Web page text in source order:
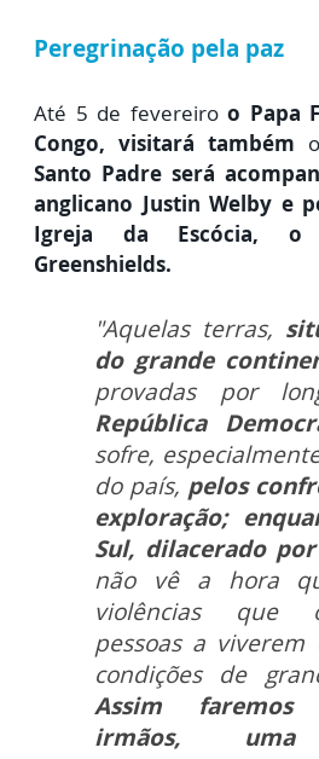
Peregrinação pela paz
Até 5 de fevereiro o Papa
Congo, visitará também
Santo Padre será
anglicano Justin Welby e
Igreja da Escócia, o
Greenshields.
"Aquelas terras,
do grande
provadas por
República
sofre,
do país, pelos
exploração;
Sul, dilacerado
não vê a hora
violências que
pessoas a viverem
condições de
Assim
irmãos, uma